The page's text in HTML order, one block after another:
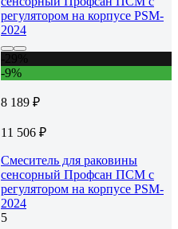
-9%
8 189 ₽
11 506 ₽
Смеситель для раковины
сенсорный Профсан ПСМ с
регулятором на корпусе PSM-
2024
5